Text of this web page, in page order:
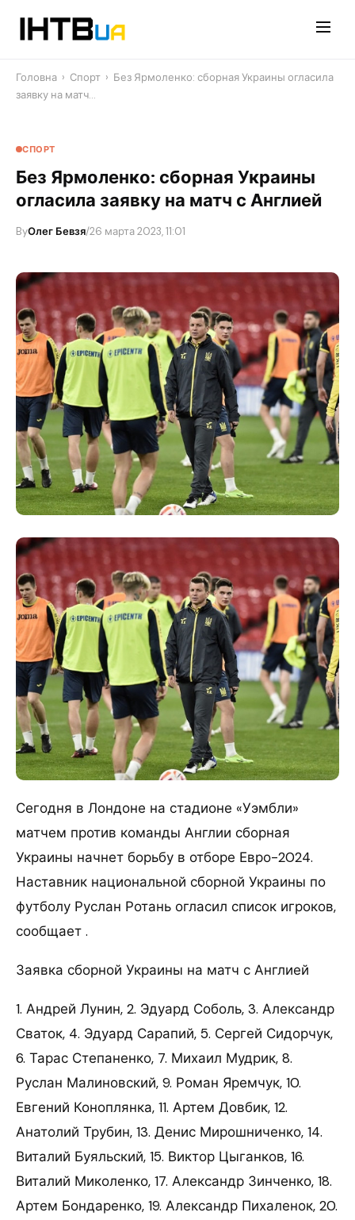
Головна › Спорт › Без Ярмоленко: сборная Украины огласила
заявку на матч…
СПОРТ
Без Ярмоленко: сборная Украины
огласила заявку на матч с Англией
ByОлег Бевзя/26 марта 2023, 11:01
Сегодня в Лондоне на стадионе «Уэмбли»
матчем против команды Англии сборная
Украины начнет борьбу в отборе Евро-2024.
Наставник национальной сборной Украины по
футболу Руслан Ротань огласил список игроков,
сообщает .
Заявка сборной Украины на матч с Англией
1. Андрей Лунин, 2. Эдуард Соболь, 3. Александр
Сваток, 4. Эдуард Сарапий, 5. Сергей Сидорчук,
6. Тарас Степаненко, 7. Михаил Мудрик, 8.
Руслан Малиновский, 9. Роман Яремчук, 10.
Евгений Коноплянка, 11. Артем Довбик, 12.
Анатолий Трубин, 13. Денис Мирошниченко, 14.
Виталий Буяльский, 15. Виктор Цыганков, 16.
Виталий Миколенко, 17. Александр Зинченко, 18.
Артем Бондаренко, 19. Александр Пихаленок, 20.